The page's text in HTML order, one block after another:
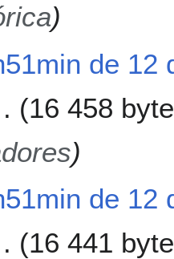
de 12
16 458
de 12
16 441